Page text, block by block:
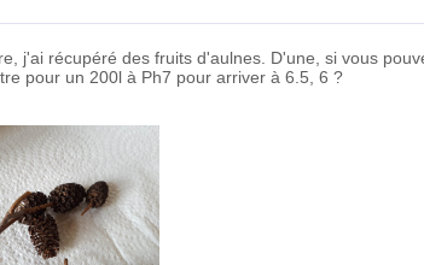
j'ai récupéré des fruits d'aulnes. D'une, si vous
pour un 200l à Ph7 pour arriver à 6.5, 6 ?